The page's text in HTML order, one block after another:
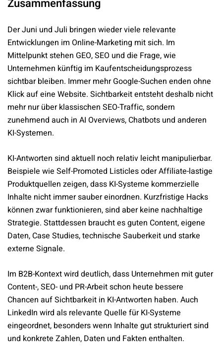
Zusammenfassung
Der Juni und Juli bringen wieder viele relevante
Entwicklungen im Online-Marketing mit sich. Im
Mittelpunkt stehen GEO, SEO und die Frage, wie
Unternehmen künftig im Kaufentscheidungsprozess
sichtbar bleiben. Immer mehr Google-Suchen enden ohne
Klick auf eine Website. Sichtbarkeit entsteht deshalb nicht
mehr nur über klassischen SEO-Traffic, sondern
zunehmend auch in AI Overviews, Chatbots und anderen
KI-Systemen.
KI-Antworten sind aktuell noch relativ leicht manipulierbar.
Beispiele wie Self-Promoted Listicles oder Affiliate-lastige
Produktquellen zeigen, dass KI-Systeme kommerzielle
Inhalte nicht immer sauber einordnen. Kurzfristige Hacks
können zwar funktionieren, sind aber keine nachhaltige
Strategie. Stattdessen braucht es guten Content, eigene
Daten, Case Studies, technische Sauberkeit und starke
externe Signale.
Im B2B-Kontext wird deutlich, dass Unternehmen mit guter
Content-, SEO- und PR-Arbeit schon heute bessere
Chancen auf Sichtbarkeit in KI-Antworten haben. Auch
LinkedIn wird als relevante Quelle für KI-Systeme
eingeordnet, besonders wenn Inhalte gut strukturiert sind
und konkrete Zahlen, Daten und Fakten enthalten.